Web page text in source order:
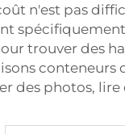
n'est pas
trouver des
des photos,